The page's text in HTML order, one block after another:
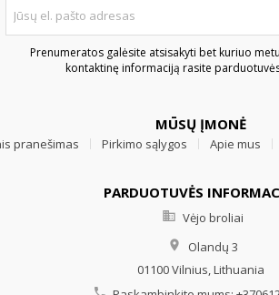
Prenumeratos galėsite atsisakyti bet kuriuo
kontaktinę informaciją rasite
MŪSŲ ĮMONĖ
pranešimas Pirkimo sąlygos Apie mus
PARDUOTUVĖS
 Vėjo broliai

Olandų 3
01100 Vilnius,Lithuania